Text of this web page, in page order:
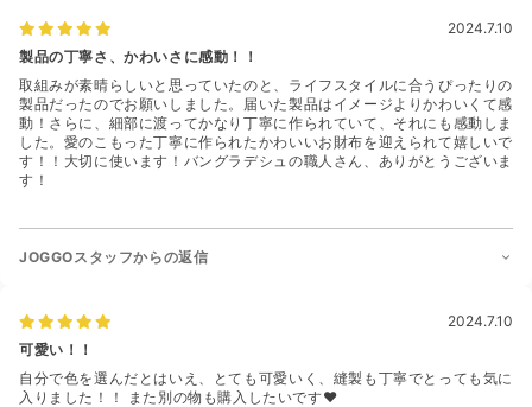
2024.7.10
製品の丁寧さ、かわいさに感動！！
取組みが素晴らしいと思っていたのと、ライフスタイルに合うぴったりの
製品だったのでお願いしました。届いた製品はイメージよりかわいくて感
動！さらに、細部に渡ってかなり丁寧に作られていて、それにも感動しま
した。愛のこもった丁寧に作られたかわいいお財布を迎えられて嬉しいで
す！！大切に使います！バングラデシュの職人さん、ありがとうございま
す！
JOGGOスタッフからの返信
2024.7.10
可愛い！！
自分で色を選んだとはいえ、とても可愛いく、縫製も丁寧でとっても気に
入りました！！ また別の物も購入したいです♥